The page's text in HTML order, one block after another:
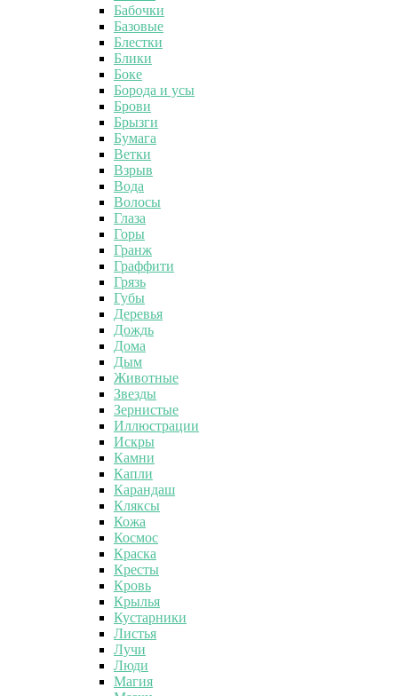
Бабочки
Базовые
Блестки
Блики
Боке
Борода и усы
Брови
Брызги
Бумага
Ветки
Взрыв
Вода
Волосы
Глаза
Горы
Гранж
Граффити
Грязь
Губы
Деревья
Дождь
Дома
Дым
Животные
Звезды
Зернистые
Иллюстрации
Искры
Камни
Капли
Карандаш
Кляксы
Кожа
Космос
Краска
Кресты
Кровь
Крылья
Кустарники
Листья
Лучи
Люди
Магия